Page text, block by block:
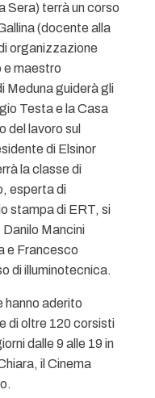
Sera) terrà un corso
(docente alla
organizzazione
maestro
Meduna guiderà gli
Testa e la Casa
del lavoro sul
di Elsinor
la classe di
esperta di
stampa di ERT, si
Mancini
e Francesco
di illuminotecnica.
hanno aderito
di oltre 120 corsisti
dalle 9 alle 19 in
il Cinema